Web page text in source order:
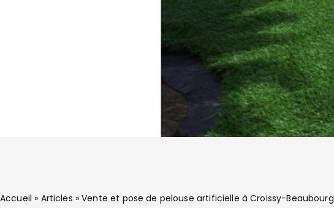
Accueil » Articles »Vente et pose de pelouse artificielle à Croissy-Beaubourg